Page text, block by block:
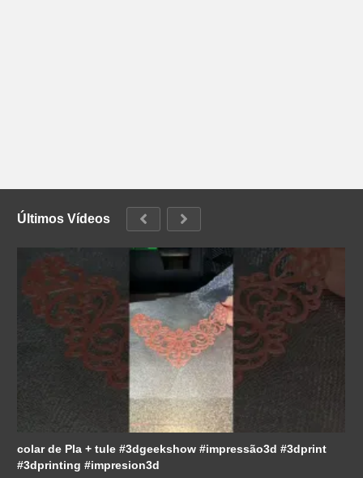
Últimos Vídeos
colar de Pla + tule #3dgeekshow #impressão3d #3dprint
#3dprinting #impresion3d